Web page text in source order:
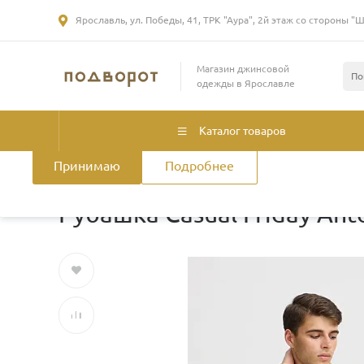
Мы используем файлы cookie, разработанные нашими
лицами, для анализа событий на нашем веб-сайте. Продолжая
Принимаю Подробнее
Ярославль, ул. Победы, 41, ТРК "Аура", 2й этаж со стороны
Магазин джинсовой
одежды в Ярославле
Каталог товаров
Главная / Каталог товаров / Мужская одежда
Рубашка Casual Friday